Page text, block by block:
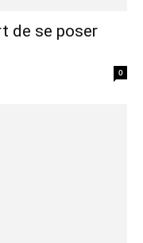
de se poser
0